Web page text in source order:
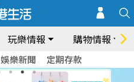
玩樂情報 購物情報
娛樂新聞 定期存款